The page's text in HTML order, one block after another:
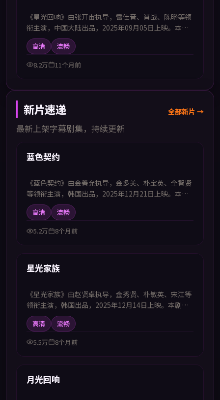
《星光回响》由张开宙执导，雷佳音、肖战、陈晓等领
衔主演，中国大陆出品，2025年09月05日上映。本影
片提供中韩双语字幕，支持1080P高清播放，属爱情题
材，在重逢与抉择中刻画成年人式的爱情与成长，适合
喜欢中韩字幕电视剧高清播放的观众追看。
高清
流畅
8.2万
11个月前
新片速递
最新上架字幕剧集，持续更新
全部新片 →
新上
蓝色契约
《蓝色契约》由金善允执导，金多美、朴宝英、全智贤
等领衔主演，韩国出品，2025年12月21日上映。本剧
集提供中韩双语字幕，支持1080P高清播放，属战争题
材，以历史节点为轴展现信念与牺牲，适合喜欢中韩字
幕电视剧高清播放的观众追看。
高清
流畅
5.2万
8个月前
新上
星光家族
《星光家族》由赵贤卓执导，金秀贤、朴敏英、宋江等
领衔主演，韩国出品，2025年12月14日上映。本剧集
提供中韩双语字幕，支持1080P高清播放，属战争题
材，以历史节点为轴展现信念与牺牲，适合喜欢中韩字
幕电视剧高清播放的观众追看。
高清
流畅
5.5万
8个月前
新上
月光回响